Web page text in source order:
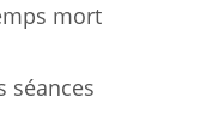
mort
séances